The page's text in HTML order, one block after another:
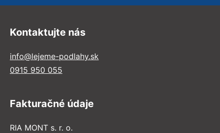
Kontaktujte nás
info@lejeme-podlahy.sk
0915 950 055
Fakturačné údaje
RIA MONT s. r. o.